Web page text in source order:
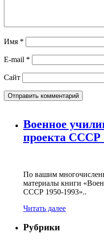
Имя *
E-mail *
Сайт
Военное
проекта СССР
По вашим
материалы книги
СССР 1950-1993»..
Читать далее
Рубрики